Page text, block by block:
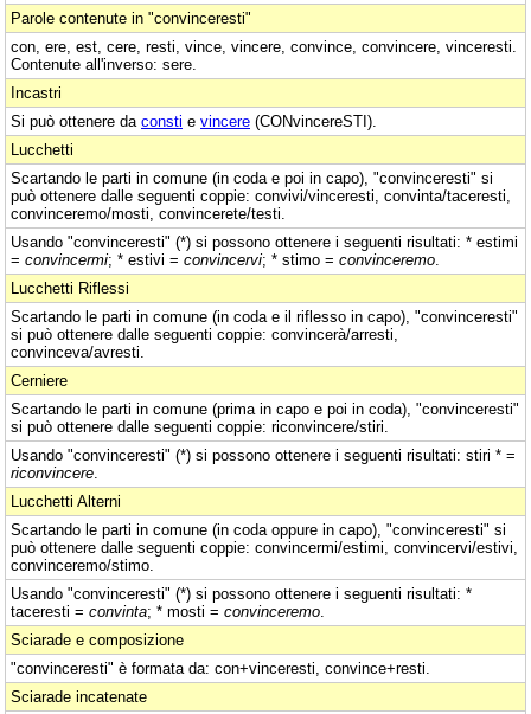
Parole contenute in "convinceresti"
con, ere, est, cere, resti, vince, vincere, convince, convincere, vinceresti.
Contenute all'inverso: sere.
Incastri
Si può ottenere da consti e vincere (CONvincereSTI).
Lucchetti
Scartando le parti in comune (in coda e poi in capo), "convinceresti" si
può ottenere dalle seguenti coppie: convivi/vinceresti, convinta/taceresti,
convinceremo/mosti, convincerete/testi.
Usando "convinceresti" (*) si possono ottenere i seguenti risultati: * estimi
= convincermi; * estivi = convincervi; * stimo = convinceremo
Lucchetti Riflessi
Scartando le parti in comune (in coda e il riflesso in capo), "convinceresti"
si può ottenere dalle seguenti coppie: convincerà/arresti,
convinceva/avresti.
Cerniere
Scartando le parti in comune (prima in capo e poi in coda), "convinceresti"
si può ottenere dalle seguenti coppie: riconvincere/stiri.
Usando "convinceresti" (*) si possono ottenere i seguenti risultati: stiri * =
riconvincere
Lucchetti Alterni
Scartando le parti in comune (in coda oppure in capo), "convinceresti" si
può ottenere dalle seguenti coppie: convincermi/estimi, convincervi/estivi,
convinceremo/stimo.
Usando "convinceresti" (*) si possono ottenere i seguenti risultati: *
taceresti = convinta; * mosti = convinceremo
Sciarade e composizione
"convinceresti" è formata da: con+vinceresti, convince+resti.
Sciarade incatenate